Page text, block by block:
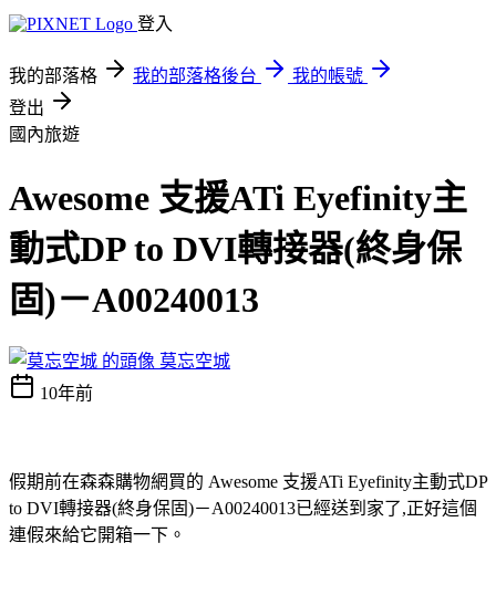
登入
我的部落格 我的部落格後台
我的帳號
登出
國內旅遊
Awesome 支援ATi Eyefinity主
動式DP to DVI轉接器(終身保
固)－A00240013
莫忘空城
10年前
假期前在森森購物網買的 Awesome 支援ATi Eyefinity主動式DP
to DVI轉接器(終身保固)－A00240013已經送到家了,正好這個
連假來給它開箱一下。